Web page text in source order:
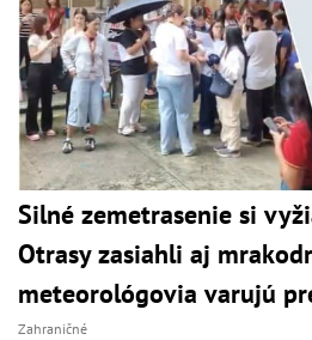
Silné zemetrasenie si
Otrasy zasiahli aj
meteorológovia varujú
Zahraničné